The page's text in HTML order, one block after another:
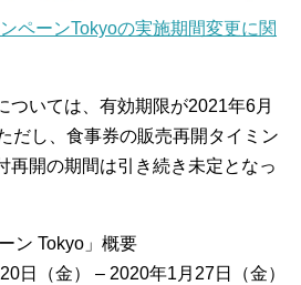
ペーンTokyoの実施期間変更に関
ついては、有効期限が2021年6月
だし、食事券の販売再開タイミン
再開の期間は引き続き未定となっ
ン Tokyo」概要
日（金） – 2020年1月27日（金）